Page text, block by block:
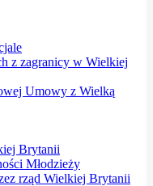
z zagranicy w Wielkiej
Umowy z Wielką
Brytanii
Młodzieży
rząd Wielkiej Brytanii